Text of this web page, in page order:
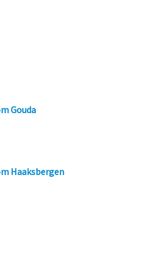
Gouda
Haaksbergen